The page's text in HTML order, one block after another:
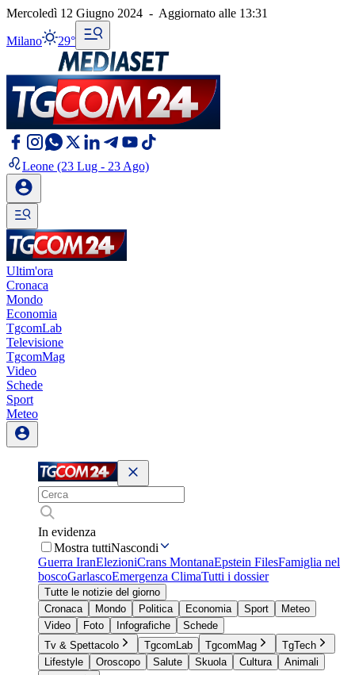
Mercoledì 12 Giugno 2024 - Aggiornato alle 13:31
Milano 29°
Leone (23 Lug - 23 Ago)
Ultim'ora
Cronaca
Mondo
Economia
TgcomLab
Televisione
TgcomMag
Video
Schede
Sport
Meteo
In evidenza
Mostra tuttiNascondi
Guerra IranElezioniCrans MontanaEpstein FilesFamiglia nel
boscoGarlascoEmergenza ClimaTutti i dossier
Tutte le notizie del giorno
Cronaca
Mondo Politica Economia Sport
Meteo
Video
Foto Infografiche
Schede
Tv & Spettacolo
TgcomLab TgcomMag
TgTech
Lifestyle
Oroscopo Salute Skuola Cultura
Animali